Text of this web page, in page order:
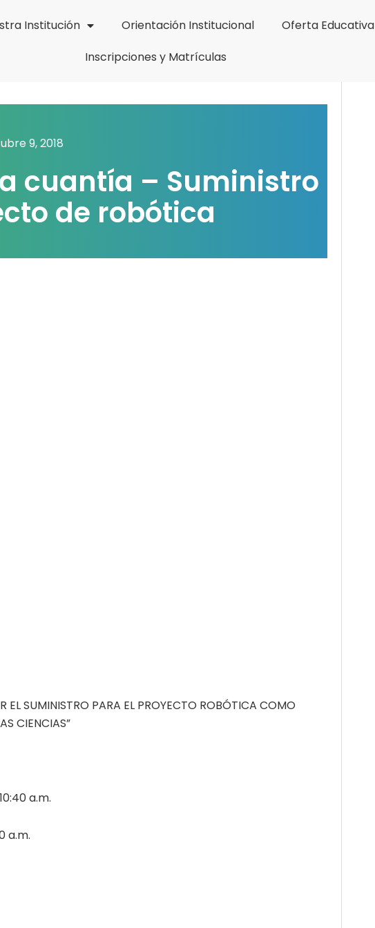
Institución Orientación Institucional
Oferta Educativa
Inscripciones y Matrículas
9, 2018
cuantía – Suministro
de robótica
EL SUMINISTRO PARA EL PROYECTO ROBÓTICA COMO
CIENCIAS”
a.m.
a.m.